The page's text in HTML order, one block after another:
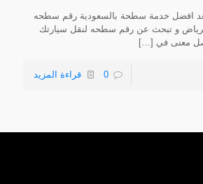
افضل خدمة سطحة بالسعودية رقم سطحه
و تبحث عن رقم سطحه لنقل سيارتك
معنى في […]
0 قراءة المزيد